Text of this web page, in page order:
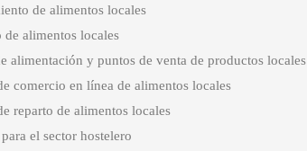
de alimentos locales
de alimentos locales
alimentación y puntos de venta de productos locales
comercio en línea de alimentos locales
reparto de alimentos locales
el sector hostelero